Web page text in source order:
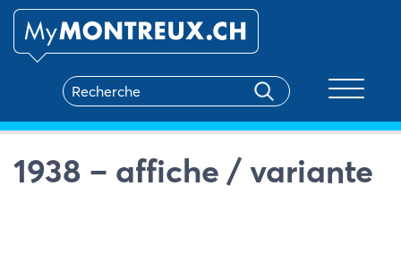
1938 – affiche / variante